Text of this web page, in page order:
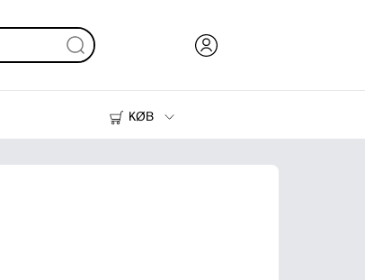
KØB
Printere